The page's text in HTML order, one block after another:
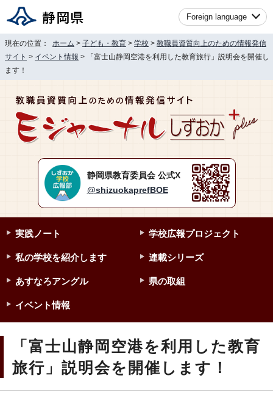
Foreign language
現在の位置： ホーム > 子ども・教育 > 学校 > 教職員資質向上のための情報発信
サイト > イベント情報 > 「富士山静岡空港を利用した教育旅行」説明会を開催し
ます！
静岡県教育委員会 公式X
@shizuokaprefBOE
実践ノート 学校広報プロジェクト
私の学校を紹介します 連載シリーズ
あすなろアングル 県の取組
イベント情報
「富士山静岡空港を利用した教育
旅行」説明会を開催します！